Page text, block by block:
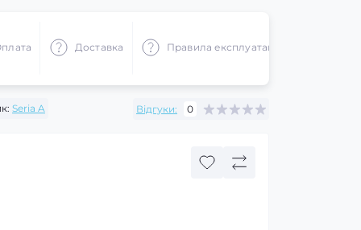
Доставка Правила експлуатації
Seria A Відгуки: 0